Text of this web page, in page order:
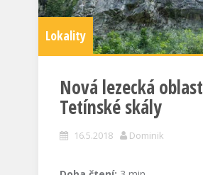
Lokality
Nová lezecká oblast
Tetínské skály
16.5.2018 Dominik